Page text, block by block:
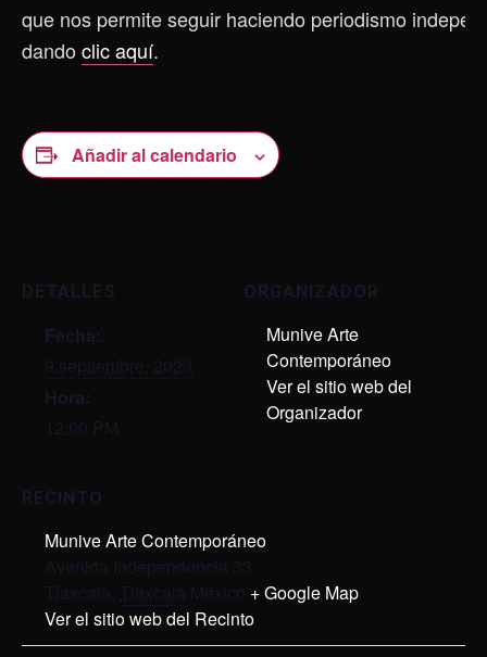
que nos permite seguir haciendo periodismo
dando clic aquí.
Añadir al calendario
DETALLES
Fecha:
9 septiembre, 2023
Hora:
12:00 PM
RECINTO
Munive Arte Contemporáneo
Avenida Independencia 33
Tlaxcala, Tlaxcala México + Google Map
Ver el sitio web del Recinto
ORGANIZADOR
Munive Arte
Contemporáneo
Ver el sitio web del
Organizador